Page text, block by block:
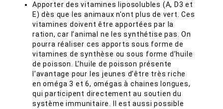
Apporter des vitamines liposolubles (A, D3 et
E) dès que les animaux n’ont plus de vert. Ces
vitamines doivent être apportées par la
ration, car l’animal ne les synthétise pas. On
pourra réaliser ces apports sous forme de
vitamines de synthèse ou sous forme d’huile
de poisson. L’huile de poisson présente
l’avantage pour les jeunes d’être très riche
en oméga 3 et 6, omégas à chaines longues,
qui participent directement au soutien du
système immunitaire. Il est aussi possible